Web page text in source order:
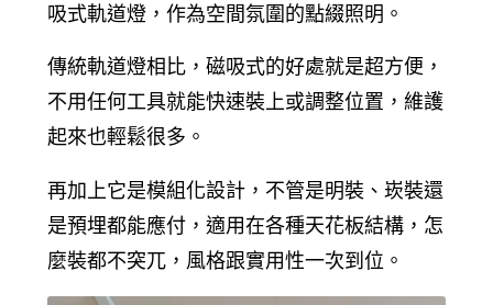
吸式軌道燈，作為空間氛圍的點綴照明。
傳統軌道燈相比，磁吸式的好處就是超方便，
不用任何工具就能快速裝上或調整位置，維護
起來也輕鬆很多。
再加上它是模組化設計，不管是明裝、崁裝還
是預埋都能應付，適用在各種天花板結構，怎
麼裝都不突兀，風格跟實用性一次到位。